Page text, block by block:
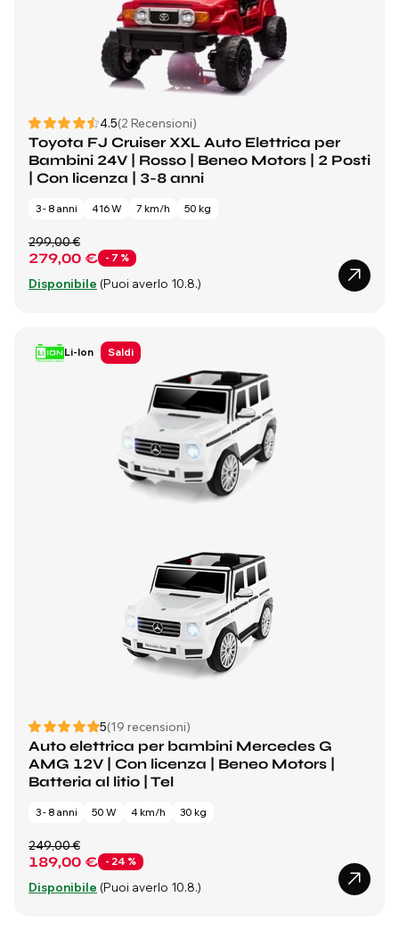
4.5(2 Recensioni)
Toyota FJ Cruiser XXL Auto Elettrica per
Bambini 24V | Rosso | Beneo Motors | 2 Posti
| Con licenza | 3-8 anni
3 - 8 anni 416 W 7 km/h 50 kg
279,00 € - 7 %
299,00 €
Disponibile (Puoi averlo 10.8.)
Li-Ion Saldi
5(19 recensioni)
Auto elettrica per bambini Mercedes G
AMG 12V | Con licenza | Beneo Motors |
Batteria al litio | Tel
3 - 8 anni 50 W 4 km/h 30 kg
189,00 € - 24 %
249,00 €
Disponibile (Puoi averlo 10.8.)